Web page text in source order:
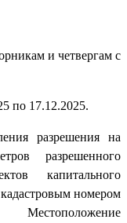
и четвергам с
по 17.12.2025.
разрешения на
разрешенного
капитального
кадастровым номером
Местоположение